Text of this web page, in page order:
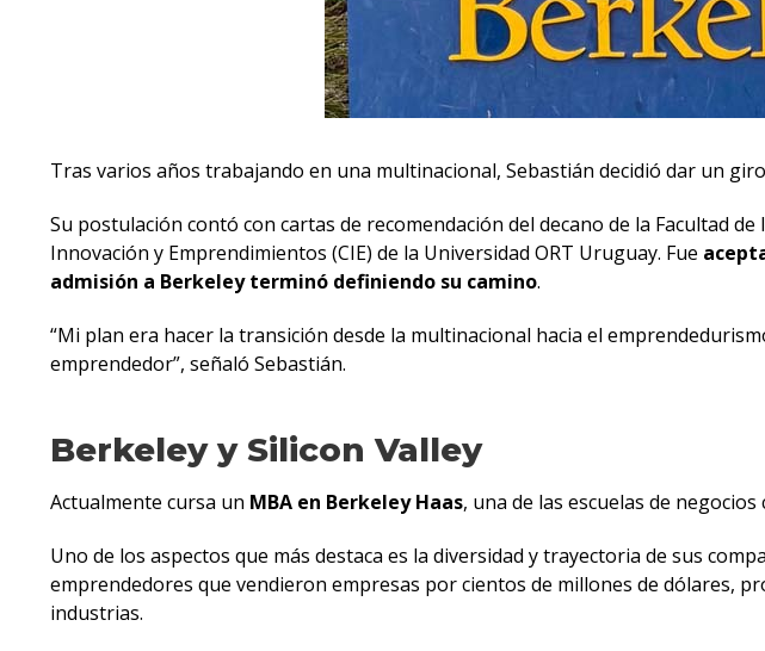
Tras varios años trabajando en una multinacional, Sebastián decidió dar un
Su postulación contó con cartas de recomendación del decano de la Facultad
Innovación y Emprendimientos (CIE) de la Universidad ORT Uruguay. Fue
admisión a Berkeley terminó definiendo su camino.
“Mi plan era hacer la transición desde la multinacional hacia el
emprendedor”, señaló Sebastián.
Berkeley y Silicon Valley
Actualmente cursa un MBA en Berkeley Haas, una de las escuelas de
Uno de los aspectos que más destaca es la diversidad y trayectoria de sus
emprendedores que vendieron empresas por cientos de millones de dólares,
industrias.